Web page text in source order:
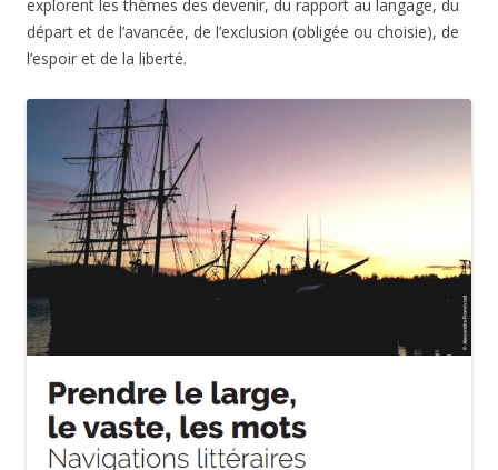
explorent les thèmes des devenir, du rapport au langage, du
départ et de l’avancée, de l’exclusion (obligée ou choisie), de
l’espoir et de la liberté.